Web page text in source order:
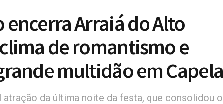
encerra Arraiá do Alto
de romantismo e
multidão em Capela
atração da última noite da festa, que consolidou o